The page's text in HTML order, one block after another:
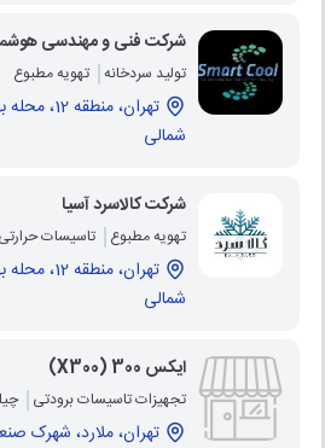
شرکت فنی و مهندسی
تولید سردخانه تهویه مطبوع
تهران،
شمالی
شرکت کالاسرد آسیا
تهویه مطبوع تاسیسات
تهران،
شمالی
ایکس 300 (X300)
تجهیزات تاسیسات برودتی
تهران، ملارد، شهرک